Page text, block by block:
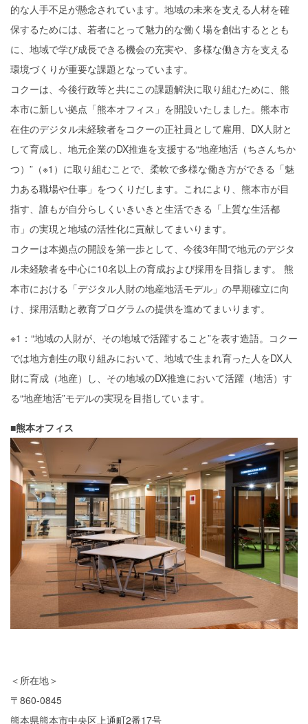
的な人手不足が懸念されています。地域の未来を支える人材を確
保するためには、若者にとって魅力的な働く場を創出するととも
に、地域で学び成長できる機会の充実や、多様な働き方を支える
環境づくりが重要な課題となっています。
コクーは、今後行政等と共にこの課題解決に取り組むために、熊
本市に新しい拠点「熊本オフィス」を開設いたしました。熊本市
在住のデジタル未経験者をコクーの正社員として雇用、DX人財と
して育成し、地元企業のDX推進を支援する“地産地活（ちさんちか
つ）”（※1）に取り組むことで、柔軟で多様な働き方ができる「魅
力ある職場や仕事」をつくりだします。これにより、熊本市が目
指す、誰もが自分らしくいきいきと生活できる「上質な生活都
市」の実現と地域の活性化に貢献してまいります。
コクーは本拠点の開設を第一歩として、今後3年間で地元のデジタ
ル未経験者を中心に10名以上の育成および採用を目指します。 熊
本市における「デジタル人財の地産地活モデル」の早期確立に向
け、採用活動と教育プログラムの提供を進めてまいります。
※1：“地域の人財が、その地域で活躍すること”を表す造語。コクー
では地方創生の取り組みにおいて、地域で生まれ育った人をDX人
財に育成（地産）し、その地域のDX推進において活躍（地活）す
る“地産地活”モデルの実現を目指しています。
■熊本オフィス
＜所在地＞
〒860-0845
熊本県熊本市中央区上通町2番17号